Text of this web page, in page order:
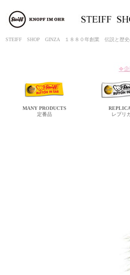
STEIFF SHOP GINZA １８８０年創業 伝説と
MANY PRODUCTS
定番品
レプリ